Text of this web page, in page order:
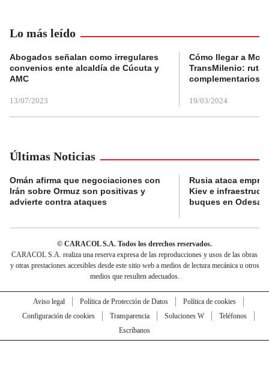
Lo más leído
Abogados señalan como irregulares
convenios ente alcaldía de Cúcuta y
AMC
13/07/2023
Cómo llegar a
TransMilenio:
complementarios
19/03/2024
Últimas Noticias
Omán afirma que negociaciones con
Irán sobre Ormuz son positivas y
advierte contra ataques
Rusia ataca
Kiev e
buques en Odesa
© CARACOL S.A. Todos los derechos reservados.
CARACOL S.A. realiza una reserva expresa de las reproducciones y usos de las obras
y otras prestaciones accesibles desde este sitio web a medios de lectura mecánica u otros
medios que resulten adecuados.
Aviso legal Política de Protección de Datos
Política de cookies
Configuración de cookies
Transparencia Soluciones W
Teléfonos
Escríbanos